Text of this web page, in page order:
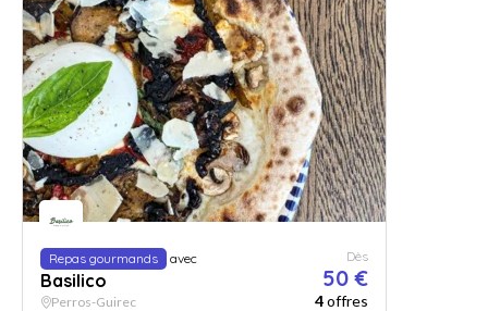
Repas gourmands avec
Basilico
Dès
50 €
Perros-Guirec 4offres